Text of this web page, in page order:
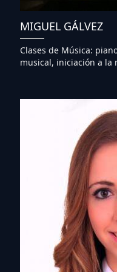
MIGUEL GÁLVEZ
Clases de Música:
musical, iniciación a la